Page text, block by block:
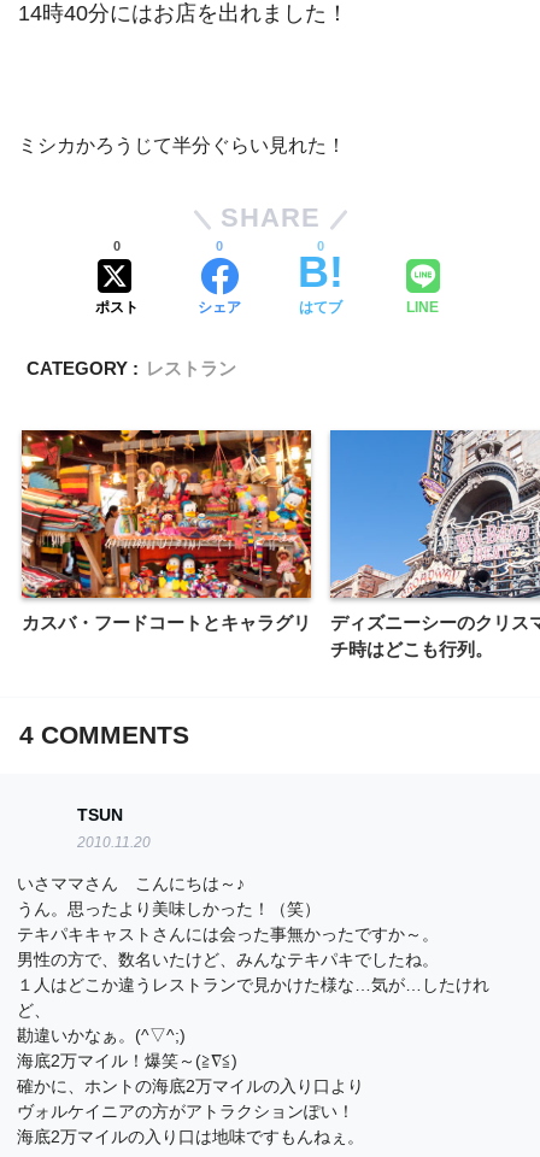
14時40分にはお店を出れました！
ミシカかろうじて半分ぐらい見れた！
SHARE
ポスト
0
シェア
0
はてブ
0
LINE
CATEGORY : レストラン
カスバ・フードコートとキャラグリ
ディズニーシーのクリス
チ時はどこも行列。
4COMMENTS
TSUN
2010.11.20
いさママさん こんにちは～♪
うん。思ったより美味しかった！（笑）
テキパキキャストさんには会った事無かったですか～。
男性の方で、数名いたけど、みんなテキパキでしたね。
１人はどこか違うレストランで見かけた様な…気が…したけれ
ど、
勘違いかなぁ。(^▽^;)
海底2万マイル！爆笑～(≧∇≦)
確かに、ホントの海底2万マイルの入り口より
ヴォルケイニアの方がアトラクションぽい！
海底2万マイルの入り口は地味ですもんねぇ。